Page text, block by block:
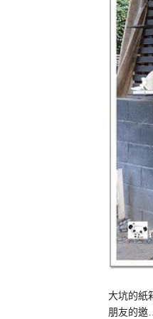
大坑的紙
朋友的邀